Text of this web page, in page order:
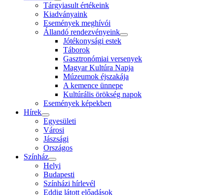
Tárgyiasult értékeink
Kiadványaink
Események meghívói
Állandó rendezvényeink
Jótékonysági estek
Táborok
Gasztronómiai versenyek
Magyar Kultúra Napja
Múzeumok éjszakája
A kemence ünnepe
Kultúrális örökség napok
Események képekben
Hírek
Egyesületi
Városi
Jászsági
Országos
Színház
Helyi
Budapesti
Színházi hírlevél
Eddig látott előadások